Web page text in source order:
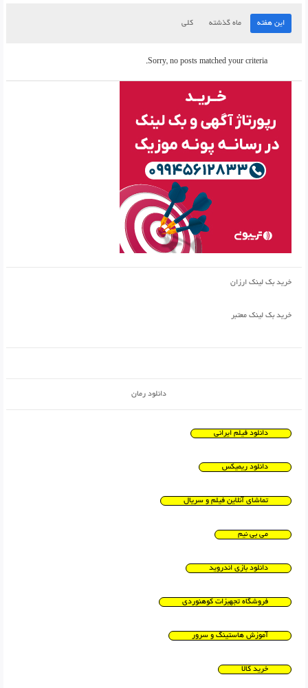
این هفته ماه گذشته کلی
Sorry, no posts matched your criteria.
خرید بک لینک ارزان
خرید بک لینک معتبر
دانلود رمان
دانلود فیلم ایرانی
دانلود ریمیکس
تماشای آنلاین فیلم و سریال
می بی نیم
دانلود بازی اندروید
فروشگاه تجهیزات کوهنوردی
آموزش هاستینگ و سرور
خرید کالا